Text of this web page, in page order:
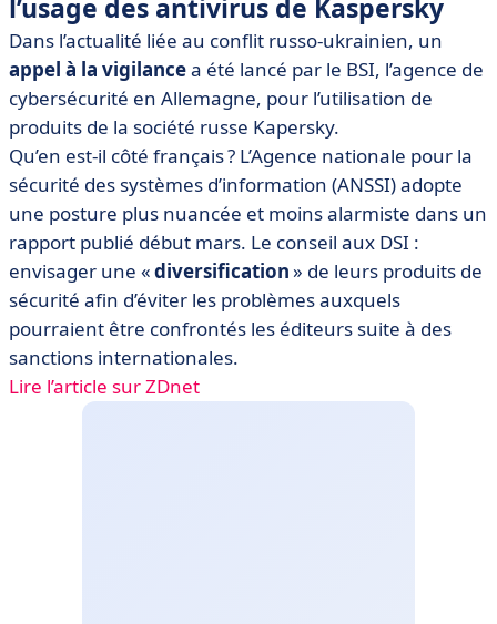
l’usage des antivirus de Kaspersky
Dans l’actualité liée au conflit russo-ukrainien, un
appel à la vigilancea été lancé par le BSI, l’agence de
cybersécurité en Allemagne, pour l’utilisation de
produits de la société russe Kapersky.
Qu’en est-il côté français ? L’Agence nationale pour la
sécurité des systèmes d’information (ANSSI) adopte
une posture plus nuancée et moins alarmiste dans un
rapport publié début mars. Le conseil aux DSI :
envisager une «diversification» de leurs produits de
sécurité afin d’éviter les problèmes auxquels
pourraient être confrontés les éditeurs suite à des
sanctions internationales.
Lire l’article sur ZDnet